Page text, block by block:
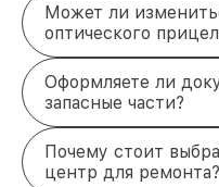
Может ли
оптического
Оформляете ли
запасные части?
Почему стоит
центр для ремонта?